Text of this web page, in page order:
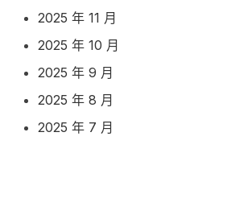
2025 年 11 月
2025 年 10 月
2025 年 9 月
2025 年 8 月
2025 年 7 月